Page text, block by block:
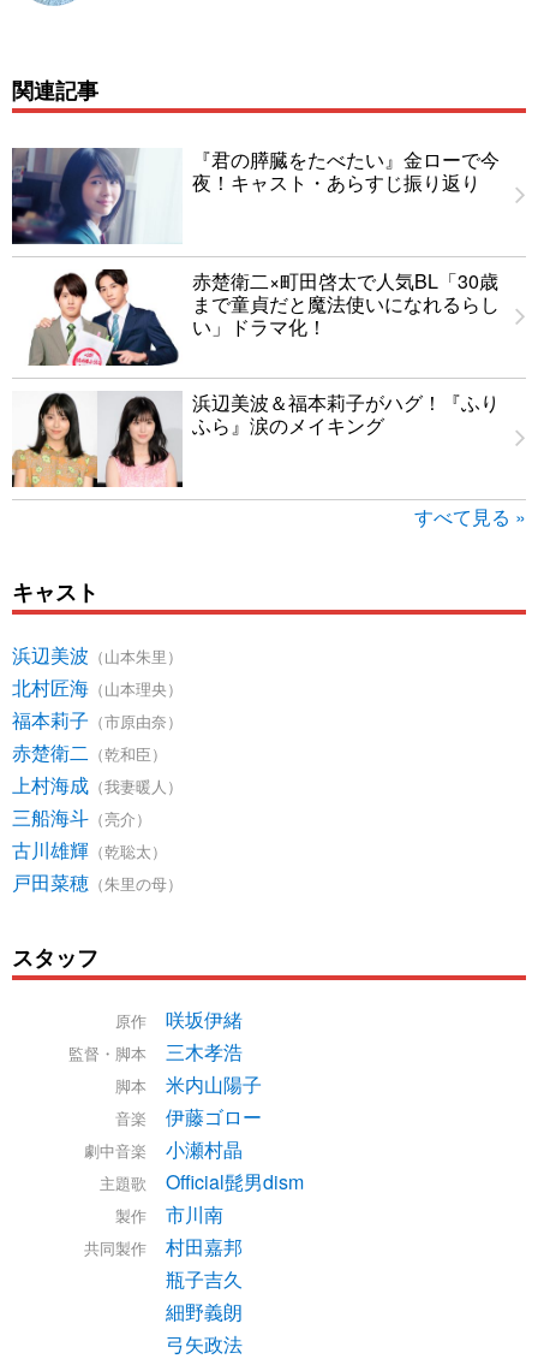
関連記事
『君の膵臓をたべたい』金ローで今
夜！キャスト・あらすじ振り返り
赤楚衛二×町田啓太で人気BL「30歳
まで童貞だと魔法使いになれるらし
い」ドラマ化！
浜辺美波＆福本莉子がハグ！『ふり
ふら』涙のメイキング
すべて見る »
キャスト
浜辺美波 （山本朱里）
北村匠海 （山本理央）
福本莉子 （市原由奈）
赤楚衛二 （乾和臣）
上村海成 （我妻暖人）
三船海斗 （亮介）
古川雄輝 （乾聡太）
戸田菜穂 （朱里の母）
スタッフ
原作 咲坂伊緒
監督・脚本 三木孝浩
脚本 米内山陽子
音楽 伊藤ゴロー
劇中音楽 小瀬村晶
主題歌 Official髭男dism
製作 市川南
共同製作
村田嘉邦
瓶子吉久
細野義朗
弓矢政法